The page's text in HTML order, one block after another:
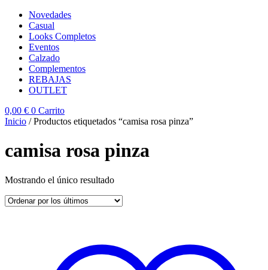
Novedades
Casual
Looks Completos
Eventos
Calzado
Complementos
REBAJAS
OUTLET
0,00 € 0 Carrito
Inicio / Productos etiquetados “camisa rosa pinza”
camisa rosa pinza
Mostrando el único resultado